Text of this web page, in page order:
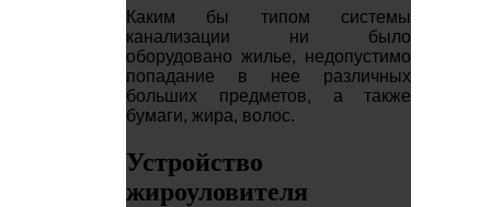
Каким бы типом системы
канализации ни было
оборудовано жилье, недопустимо
попадание в нее различных
больших предметов, а также
бумаги, жира, волос.
Устройство
жироуловителя